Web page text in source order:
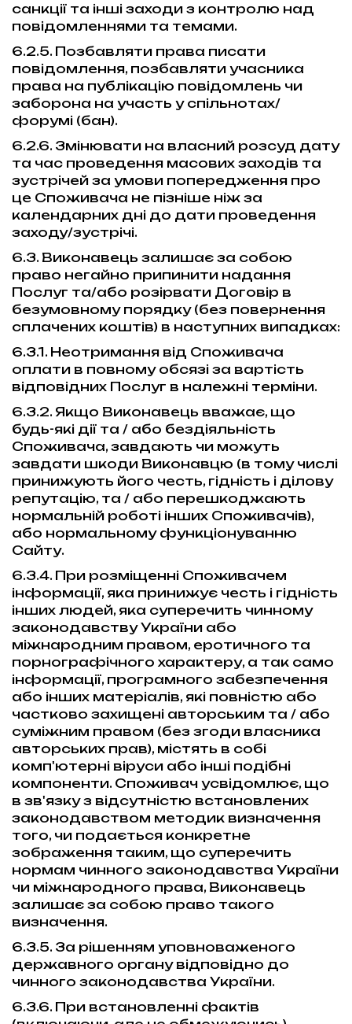
санкції та інші заходи з контролю над
повідомленнями та темами.
6.2.5. Позбавляти права писати
повідомлення, позбавляти учасника
права на публікацію повідомлень чи
заборона на участь у спільнотах/
форумі (бан).
6.2.6. Змінювати на власний розсуд дату
та час проведення масових заходів та
зустрічей за умови попередження про
це Споживача не пізніше ніж за
календарних дні до дати проведення
заходу/зустрічі.
6.3. Виконавець залишає за собою
право негайно припинити надання
Послуг та/або розірвати Договір в
безумовному порядку (без повернення
сплачених коштів) в наступних випадках:
6.3.1. Неотримання від Споживача
оплати в повному обсязі за вартість
відповідних Послуг в належні терміни.
6.3.2. Якщо Виконавець вважає, що
будь-які дії та / або бездіяльність
Споживача, завдають чи можуть
завдати шкоди Виконавцю (в тому числі
принижують його честь, гідність і ділову
репутацію, та / або перешкоджають
нормальній роботі інших Споживачів),
або нормальному функціонуванню
Сайту.
6.3.4. При розміщенні Споживачем
інформації, яка принижує честь і гідність
інших людей, яка суперечить чинному
законодавству України або
міжнародним правом, еротичного та
порнографічного характеру, а так само
інформації, програмного забезпечення
або інших матеріалів, які повністю або
частково захищені авторським та / або
суміжним правом (без згоди власника
авторських прав), містять в собі
комп'ютерні віруси або інші подібні
компоненти. Споживач усвідомлює, що
в зв'язку з відсутністю встановлених
законодавством методик визначення
того, чи подається конкретне
зображення таким, що суперечить
нормам чинного законодавства України
чи міжнародного права, Виконавець
залишає за собою право такого
визначення.
6.3.5. За рішенням уповноваженого
державного органу відповідно до
чинного законодавства України.
6.3.6. При встановленні фактів